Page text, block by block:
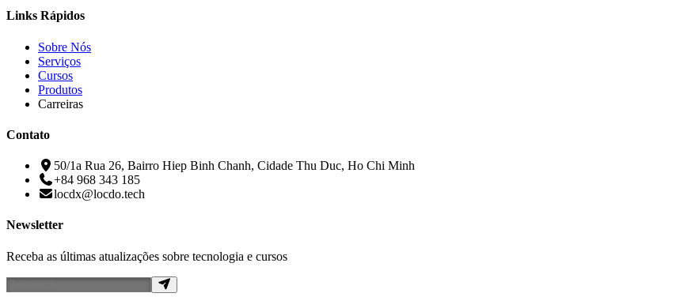
Links Rápidos
Sobre Nós
Serviços
Cursos
Produtos
Carreiras
Contato
50/1a Rua 26, Bairro Hiep Binh Chanh, Cidade Thu Duc, Ho Chi Minh
+84 968 343 185
locdx@locdo.tech
Newsletter
Receba as últimas atualizações sobre tecnologia e cursos